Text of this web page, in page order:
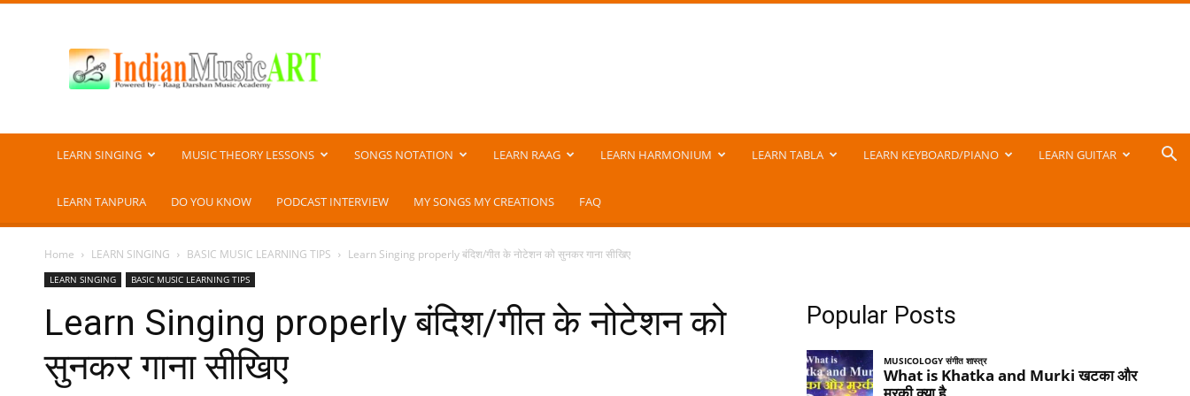
Music
ART
LEARN SINGING MUSIC THEORY LESSONS SONGS NOTATION LEARN RAAG LEARN HARMONIUM LEARN TABLA LEARN KEYBOARD/PIANO LEARN GUITAR
LEARN TANPURA DO YOU KNOW PODCAST INTERVIEW MY SONGS MY CREATIONS FAQ
Home LEARN SINGING BASIC MUSIC LEARNING TIPS Learn Singing properly बंदिश/गीत के नोटेशन को सुनकर गाना सीखिए
LEARN SINGING BASIC MUSIC LEARNING TIPS
Learn Singing properly बंदिश/गीत के नोटेशन को
सुनकर गाना सीखिए
Popular Posts